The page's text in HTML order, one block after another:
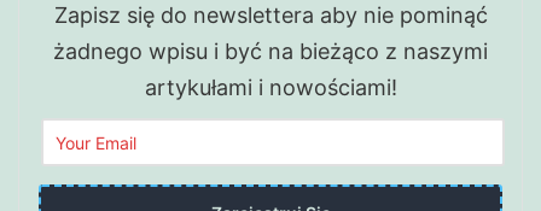
Zapisz się do newslettera aby nie pominąć
żadnego wpisu i być na bieżąco z naszymi
artykułami i nowościami!